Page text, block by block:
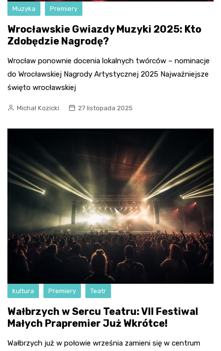
Muzyka Premiery
Wrocławskie Gwiazdy Muzyki 2025: Kto
Zdobędzie Nagrodę?
Wrocław ponownie docenia lokalnych twórców – nominacje
do Wrocławskiej Nagrody Artystycznej 2025 Najważniejsze
święto wrocławskiej
Michał Kozicki 27 listopada 2025
kultura Premiery Teatr
Wałbrzych w Sercu Teatru: VII Festiwal
Małych Prapremier Już Wkrótce!
Wałbrzych już w połowie września zamieni się w centrum